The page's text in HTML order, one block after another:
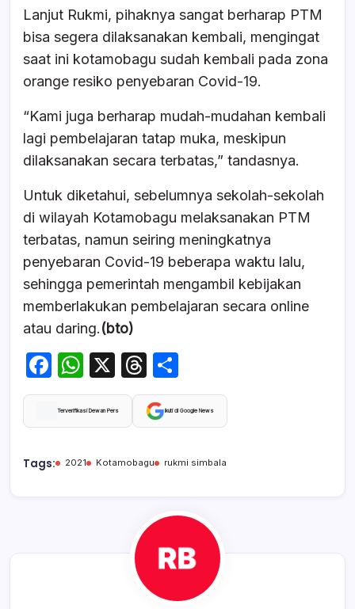
Lanjut Rukmi, pihaknya sangat berharap PTM
bisa segera dilaksanakan kembali, mengingat
saat ini kotamobagu sudah kembali pada zona
orange resiko penyebaran Covid-19.
“Kami juga berharap mudah-mudahan kembali
lagi pembelajaran tatap muka, meskipun
dilaksanakan secara terbatas,” tandasnya.
Untuk diketahui, sebelumnya sekolah-sekolah
di wilayah Kotamobagu melaksanakan PTM
terbatas, namun seiring meningkatnya
penyebaran Covid-19 beberapa waktu lalu,
sehingga pemerintah mengambil kebijakan
memberlakukan pembelajaran secara online
atau daring.(bto)
F
a
c
b
W
h
at
A
X
T
hr
e
d
h
ar
Terverifikasi Dewan Pers Ikuti di Google News
Tags: 2021 Kotamobagu rukmi simbala